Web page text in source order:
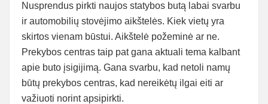
Nusprendus pirkti naujos statybos butą labai svarbu
ir automobilių stovėjimo aikštelės. Kiek vietų yra
skirtos vienam būstui. Aikštelė požeminė ar ne.
Prekybos centras taip pat gana aktuali tema kalbant
apie buto įsigijimą. Gana svarbu, kad netoli namų
būtų prekybos centras, kad nereikėtų ilgai eiti ar
važiuoti norint apsipirkti.